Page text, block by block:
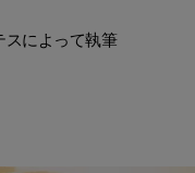
スによって執筆